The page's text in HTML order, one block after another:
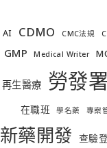
AI CDMO CMC法規
GMP Medical Writer
再生醫療 勞發署
在職班 學名藥 專案
新藥開發 查驗